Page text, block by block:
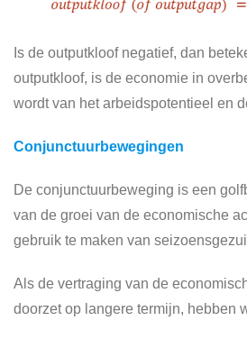
Is de outputkloof negatief, dan
outputkloof, is de economie in
wordt van het arbeidspotentieel en
Conjunctuurbewegingen
De conjunctuurbeweging is een
van de groei van de economische
gebruik te maken van
Als de vertraging van de
doorzet op langere termijn, hebben